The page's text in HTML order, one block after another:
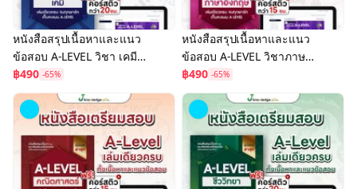
หนังสือสรุปเนื้อหาและแนว
ข้อสอบ A-LEVEL วิชา เคมี
คอร์สติว 20 ชั่วโมง
฿490 -65%
หนังสือสรุปเนื้อหาและแนว
ข้อสอบ A-LEVEL วิชาภาษา
อังกฤษ พร้อมคอร์สติวเฉลย
ละเอียด 15 ชม.
฿490 -65%